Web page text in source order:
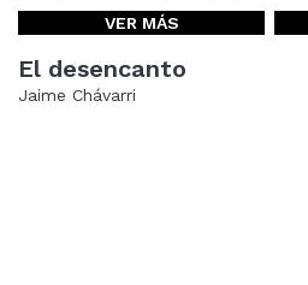
VER MÁS
El desencanto
Jaime Chávarri